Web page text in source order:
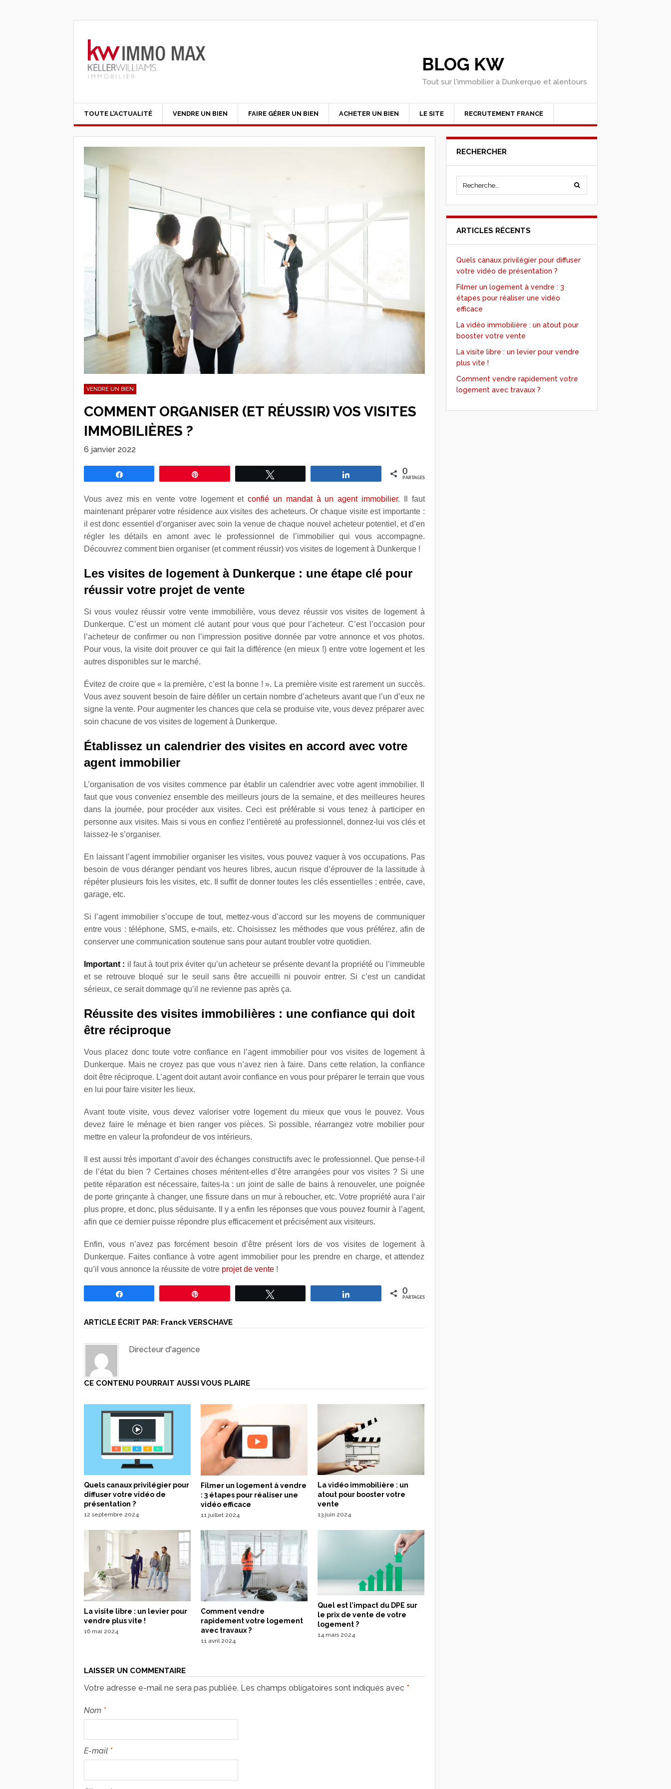
BLOG KW
Tout sur l'immobilier à Dunkerque et alentours
TOUTE L’ACTUALITÉ VENDRE UN BIEN FAIRE GÉRER UN BIEN ACHETER UN BIEN LE SITE RECRUTEMENT FRANCE
VENDRE UN BIEN
COMMENT ORGANISER (ET RÉUSSIR) VOS VISITES
IMMOBILIÈRES ?
6 janvier 2022
0
PARTAGES
Vous avez mis en vente votre logement etconfié un mandat à un agent immobilier. Il faut
maintenant préparer votre résidence aux visites des acheteurs. Or chaque visite est importante :
il est donc essentiel d’organiser avec soin la venue de chaque nouvel acheteur potentiel, et d’en
régler les détails en amont avec le professionnel de l’immobilier qui vous accompagne.
Découvrez comment bien organiser (et comment réussir) vos visites de logement à Dunkerque !
Les visites de logement à Dunkerque : une étape clé pour
réussir votre projet de vente
Si vous voulez réussir votre vente immobilière, vous devez réussir vos visites de logement à
Dunkerque. C’est un moment clé autant pour vous que pour l’acheteur. C’est l’occasion pour
l’acheteur de confirmer ou non l’impression positive donnée par votre annonce et vos photos.
Pour vous, la visite doit prouver ce qui fait la différence (en mieux !) entre votre logement et les
autres disponibles sur le marché.
Évitez de croire que « la première, c’est la bonne ! ». La première visite est rarement un succès.
Vous avez souvent besoin de faire défiler un certain nombre d’acheteurs avant que l’un d’eux ne
signe la vente. Pour augmenter les chances que cela se produise vite, vous devez préparer avec
soin chacune de vos visites de logement à Dunkerque.
Établissez un calendrier des visites en accord avec votre
agent immobilier
L’organisation de vos visites commence par établir un calendrier avec votre agent immobilier. Il
faut que vous conveniez ensemble des meilleurs jours de la semaine, et des meilleures heures
dans la journée, pour procéder aux visites. Ceci est préférable si vous tenez à participer en
personne aux visites. Mais si vous en confiez l’entièreté au professionnel, donnez-lui vos clés et
laissez-le s’organiser.
En laissant l’agent immobilier organiser les visites, vous pouvez vaquer à vos occupations. Pas
besoin de vous déranger pendant vos heures libres, aucun risque d’éprouver de la lassitude à
répéter plusieurs fois les visites, etc. Il suffit de donner toutes les clés essentielles : entrée, cave,
garage, etc.
Si l’agent immobilier s’occupe de tout, mettez-vous d’accord sur les moyens de communiquer
entre vous : téléphone, SMS, e-mails, etc. Choisissez les méthodes que vous préférez, afin de
conserver une communication soutenue sans pour autant troubler votre quotidien.
Important : il faut à tout prix éviter qu’un acheteur se présente devant la propriété ou l’immeuble
et se retrouve bloqué sur le seuil sans être accueilli ni pouvoir entrer. Si c’est un candidat
sérieux, ce serait dommage qu’il ne revienne pas après ça.
Réussite des visites immobilières : une confiance qui doit
être réciproque
Vous placez donc toute votre confiance en l’agent immobilier pour vos visites de logement à
Dunkerque. Mais ne croyez pas que vous n’avez rien à faire. Dans cette relation, la confiance
doit être réciproque. L’agent doit autant avoir confiance en vous pour préparer le terrain que vous
en lui pour faire visiter les lieux.
Avant toute visite, vous devez valoriser votre logement du mieux que vous le pouvez. Vous
devez faire le ménage et bien ranger vos pièces. Si possible, réarrangez votre mobilier pour
mettre en valeur la profondeur de vos intérieurs.
Il est aussi très important d’avoir des échanges constructifs avec le professionnel. Que pense-t-il
de l’état du bien ? Certaines choses méritent-elles d’être arrangées pour vos visites ? Si une
petite réparation est nécessaire, faites-la : un joint de salle de bains à renouveler, une poignée
de porte grinçante à changer, une fissure dans un mur à reboucher, etc. Votre propriété aura l’air
plus propre, et donc, plus séduisante. Il y a enfin les réponses que vous pouvez fournir à l’agent,
afin que ce dernier puisse répondre plus efficacement et précisément aux visiteurs.
Enfin, vous n’avez pas forcément besoin d’être présent lors de vos visites de logement à
Dunkerque. Faites confiance à votre agent immobilier pour les prendre en charge, et attendez
qu’il vous annonce la réussite de votre projet de vente !
0
PARTAGES
ARTICLE ÉCRIT PAR: Franck VERSCHAVE
Directeur d'agence
CE CONTENU POURRAIT AUSSI VOUS PLAIRE
Quels canaux privilégier pour
diffuser votre vidéo de
présentation ?
12 septembre 2024
Filmer un logement à vendre
: 3 étapes pour réaliser une
vidéo efficace
11 juillet 2024
La vidéo immobilière : un
atout pour booster votre
vente
13 juin 2024
La visite libre : un levier pour
vendre plus vite !
16 mai 2024
Comment vendre
rapidement votre logement
avec travaux ?
11 avril 2024
Quel est l’impact du DPE sur
le prix de vente de votre
logement ?
14 mars 2024
LAISSER UN COMMENTAIRE
Votre adresse e-mail ne sera pas publiée. Les champs obligatoires sont indiqués avec *
Nom *
E-mail *
RECHERCHER
ARTICLES RÉCENTS
Quels canaux privilégier pour diffuser
votre vidéo de présentation ?
Filmer un logement à vendre : 3
étapes pour réaliser une vidéo
efficace
La vidéo immobilière : un atout pour
booster votre vente
La visite libre : un levier pour vendre
plus vite !
Comment vendre rapidement votre
logement avec travaux ?